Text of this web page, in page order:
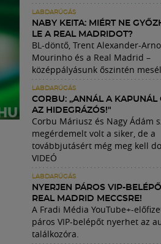
LABDARÚGÁS
NABY KEITA: MIÉRT NE
LE A REAL MADRIDOT?
BL-döntő, Trent Alexander-
Mourinho és a Real Madrid –
középpályásunk őszintén
LABDARÚGÁS
CORBU: „ANNÁL A KAPUNÁL
AZ HIDEGRÁZÓS!"
Corbu Máriusz és Nagy Ádám
megérdemelt volt a siker, de a
továbbjutásért még meg kell
VIDEÓ
LABDARÚGÁS
NYERJEN PÁROS VIP-
REAL MADRID MECCSRE!
A Fradi Média YouTube+-
páros VIP-belépőt nyerhet az
találkozóra.